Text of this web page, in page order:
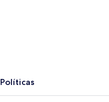
Políticas